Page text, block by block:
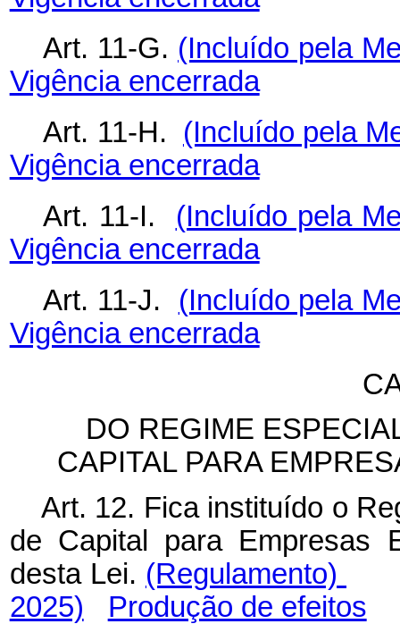
Art. 11-G. (Incluído pela
Vigência encerrada
Art. 11-H. (Incluído pela
Vigência encerrada
Art. 11-I. (Incluído pela
Vigência encerrada
Art. 11-J. (Incluído pela
Vigência encerrada
DO REGIME
CAPITAL PARA
Art. 12. Fica instituído o
de Capital para Empresas
desta Lei. (Regulamento)
2025)
Produção de efeitos